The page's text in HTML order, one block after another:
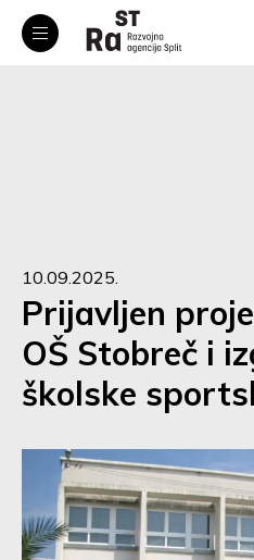
10.09.2025.
Prijavljen
OŠ Stobreč i
školske